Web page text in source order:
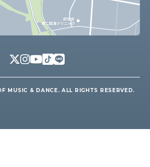
MUSIC & DANCE. ALL RIGHTS RESERVED.